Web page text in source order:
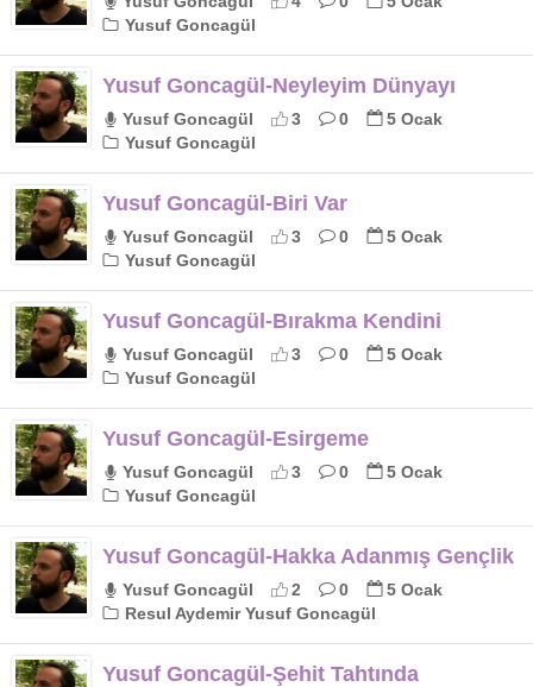
Yusuf Goncagül
Yusuf Goncagül-Neyleyim Dünyayı
Yusuf Goncagül 3 0
5 Ocak
Yusuf Goncagül
Yusuf Goncagül-Biri Var
Yusuf Goncagül 3 0
5 Ocak
Yusuf Goncagül
Yusuf Goncagül-Bırakma Kendini
Yusuf Goncagül 3 0
5 Ocak
Yusuf Goncagül
Yusuf Goncagül-Esirgeme
Yusuf Goncagül 3 0
5 Ocak
Yusuf Goncagül
Yusuf Goncagül-Hakka Adanmış Gençlik
Yusuf Goncagül 2 0
5 Ocak
Resul Aydemir Yusuf Goncagül
Yusuf Goncagül-Şehit Tahtında